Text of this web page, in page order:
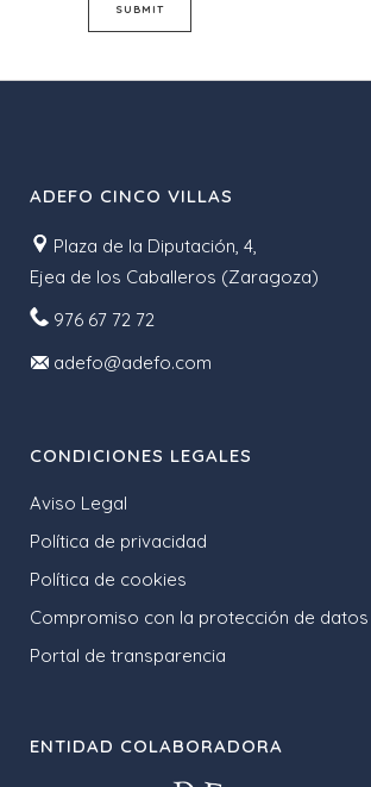
ADEFO CINCO VILLAS
Plaza de la Diputación, 4,
Ejea de los Caballeros (Zaragoza)
976 67 72 72
adefo@adefo.com
CONDICIONES LEGALES
Aviso Legal
Política de privacidad
Política de cookies
Compromiso con la protección de
Portal de transparencia
ENTIDAD COLABORADORA